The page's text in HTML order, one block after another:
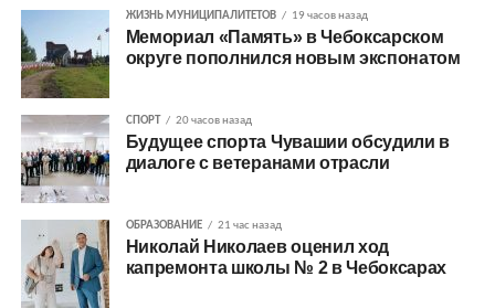
ЖИЗНЬ МУНИЦИПАЛИТЕТОВ 19 часов назад
Мемориал «Память» в Чебоксарском
округе пополнился новым экспонатом
СПОРТ 20 часов назад
Будущее спорта Чувашии обсудили в
диалоге с ветеранами отрасли
ОБРАЗОВАНИЕ 21 час назад
Николай Николаев оценил ход
капремонта школы № 2 в Чебоксарах